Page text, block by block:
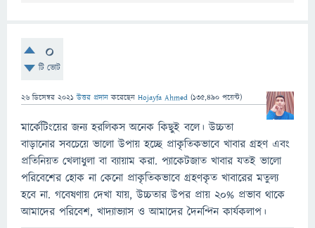
0
টি ভোট
26 ডিসেম্বর 2021 উত্তর প্রদান করেছেন Hojayfa Ahmed (135,490 পয়েন্ট)
মার্কেটিংয়ের জন্য হরলিকস অনেক কিছুই বলে। উচ্চতা
বাড়ানোর সবচেয়ে ভালো উপায় হচ্ছে প্রাকৃতিকভাবে খাবার গ্রহণ এবং
প্রতিনিয়ত খেলাধুলা বা ব্যায়াম করা. প্যাকেটজাত খাবার যতই ভালো
পরিবেশের হোক না কেনো প্রাকৃতিকভাবে গ্রহণকৃত খাবারের মতুল্য
হবে না. গবেষণায় দেখা যায়, উচ্চতার উপর প্রায় ২০% প্রভাব থাকে
আমাদের পরিবেশ, খাদ্যাভ্যাস ও আমাদের দৈনন্দিন কার্যকলাপ।